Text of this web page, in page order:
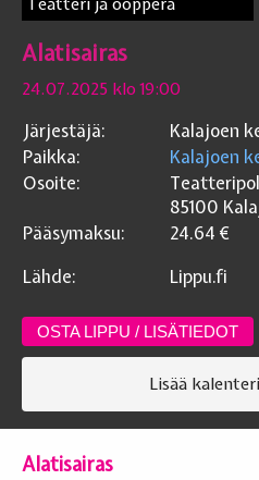
Teatteri ja ooppera
Alatisairas
24.07.2025 klo 19:00
Järjestäjä:
Kalajoen
Paikka:
Kalajoen
Osoite:
85100
Pääsymaksu:
24.64 €
Lähde:
Lippu.fi
OSTA LIPPU / LISÄTIEDOT
Lisää
Alatisairas